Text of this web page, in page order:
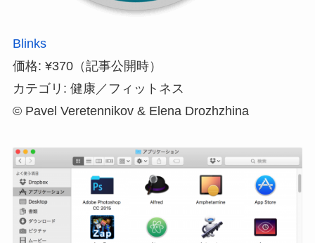
Blinks
価格: ¥370（記事公開時）
カテゴリ: 健康／フィットネス
© Pavel Veretennikov & Elena Drozhzhina